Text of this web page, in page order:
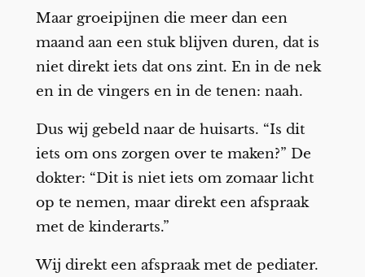
Maar groeipijnen die meer dan een
maand aan een stuk blijven duren, dat is
niet direkt iets dat ons zint. En in de nek
en in de vingers en in de tenen: naah.
Dus wij gebeld naar de huisarts. “Is dit
iets om ons zorgen over te maken?” De
dokter: “Dit is niet iets om zomaar licht
op te nemen, maar direkt een afspraak
met de kinderarts.”
Wij direkt een afspraak met de pediater.